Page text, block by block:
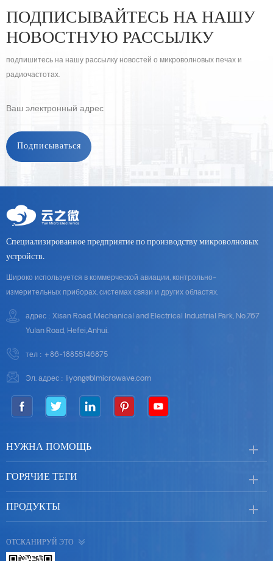
ПОДПИСЫВАЙТЕСЬ НА НАШУ
НОВОСТНУЮ РАССЫЛКУ
подпишитесь на нашу рассылку новостей о микроволновых печах и
радиочастотах.
Специализированное предприятие по производству микроволновых
устройств.
Широко используется в коммерческой авиации, контрольно-
измерительных приборах, системах связи и других областях.
адрес : Xisan Road, Mechanical and Electrical Industrial Park, No.767
Yulan Road, Hefei,Anhui.
тел : +86-18855146875
Эл. адрес : liyong@blmicrowave.com
НУЖНА ПОМОЩЬ
ГОРЯЧИЕ ТЕГИ
ПРОДУКТЫ
ОТСКАНИРУЙ ЭТО